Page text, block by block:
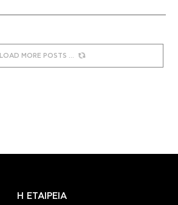
LOAD MORE POSTS
Η ΕΤΑΙΡΕΙΑ